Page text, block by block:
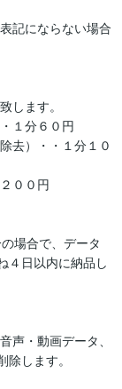
４日以内に納品し
します。